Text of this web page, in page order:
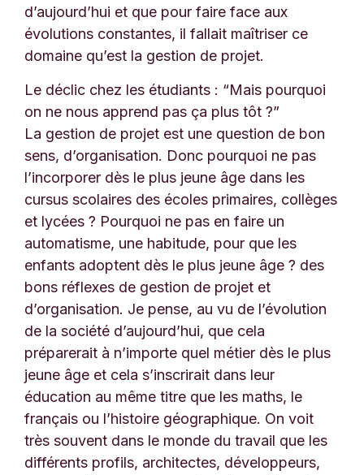
d’aujourd’hui et que pour faire face aux
évolutions constantes, il fallait maîtriser ce
domaine qu’est la gestion de projet.
Le déclic chez les étudiants : “Mais pourquoi
on ne nous apprend pas ça plus tôt ?”
La gestion de projet est une question de bon
sens, d’organisation. Donc pourquoi ne pas
l’incorporer dès le plus jeune âge dans les
cursus scolaires des écoles primaires, collèges
et lycées ? Pourquoi ne pas en faire un
automatisme, une habitude, pour que les
enfants adoptent dès le plus jeune âge ? des
bons réflexes de gestion de projet et
d’organisation. Je pense, au vu de l’évolution
de la société d’aujourd’hui, que cela
préparerait à n’importe quel métier dès le plus
jeune âge et cela s’inscrirait dans leur
éducation au même titre que les maths, le
français ou l’histoire géographique. On voit
très souvent dans le monde du travail que les
différents profils, architectes, développeurs,